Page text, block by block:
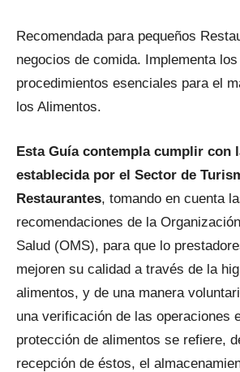
para
Menus
de
Recomendada para pequeños
negocios de comida. Implementa
procedimientos esenciales para el
los Alimentos.
Esta Guía contempla cumplir con
establecida por el Sector de
Restaurantes, tomando en cuenta
recomendaciones de la
Salud (OMS), para que lo
mejoren su calidad a través de la
alimentos, y de una manera
una verificación de las operaciones
protección de alimentos se refiere,
recepción de éstos, el